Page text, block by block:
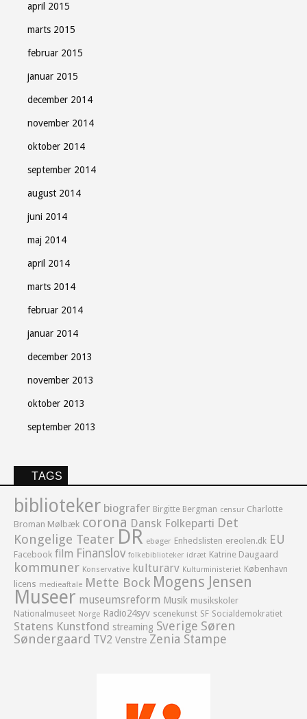
april 2015
marts 2015
februar 2015
januar 2015
december 2014
november 2014
oktober 2014
september 2014
august 2014
juni 2014
maj 2014
april 2014
marts 2014
februar 2014
januar 2014
december 2013
november 2013
oktober 2013
september 2013
TAGS
biblioteker biografer Birgitte Bergman censur Charlotte
Broman Mølbæk corona Dansk Folkeparti Det
Kongelige Teater DR ebøger Enhedslisten ereolen.dk EU
Facebook film Finanslov folkebiblioteker idræt Katrine Daugaard
kommuner Konservative kulturarv Kulturministeriet København
licens medieaftale Mette Bock Mogens Jensen
Museer museumsreform Musik musikskoler
Nationalmuseet Norge Radio24syv scenekunst SF Socialdemokratiet
Statens Kunstfond streaming Sverige Søren
Søndergaard TV2 Venstre Zenia Stampe